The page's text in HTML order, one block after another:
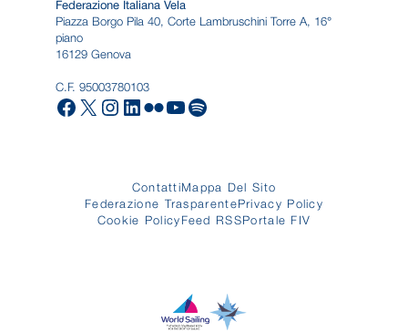
Federazione Italiana Vela
Piazza Borgo Pila 40, Corte Lambruschini Torre A, 16°
piano
16129 Genova
C.F. 95003780103
Facebook
X Instagram
LinkedIn
Flickr
YouTube
Spotify
Contatti Mappa Del Sito
Federazione TrasparentePrivacy Policy
Cookie Policy Feed RSSPortale FIV